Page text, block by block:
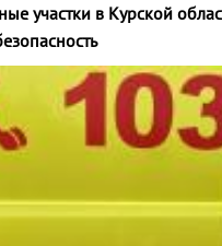
участки в Курской